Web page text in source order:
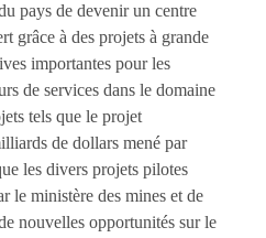
pays de devenir un centre
grâce à des projets à grande
importantes pour les
de services dans le domaine
tels que le projet
de dollars mené par
les divers projets pilotes
le ministère des mines et de
nouvelles opportunités sur le